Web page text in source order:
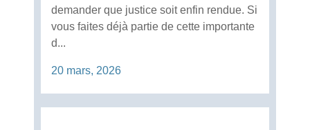
demander que justice soit enfin rendue. Si
vous faites déjà partie de cette importante
d...
20 mars, 2026